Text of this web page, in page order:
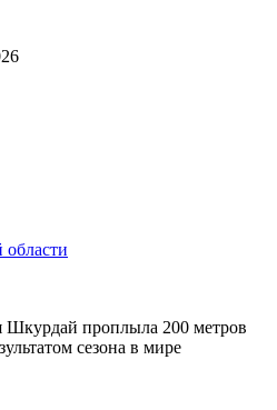
области
Шкурдай проплыла 200 метров
сезона в мире